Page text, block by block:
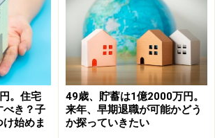
円は家の修繕用、車の買い換え用とし
、がん保険料年払い用3400円、ドル建
1万5000円、固定資産税用1万円、車の
繕費用8万円、旅行用2万円、仮想通貨
使っている。
いて
。住宅
べき？子
け始めま
49歳、貯蓄は1億2000万円。
来年、早期退職が可能かどう
か探っていきたい